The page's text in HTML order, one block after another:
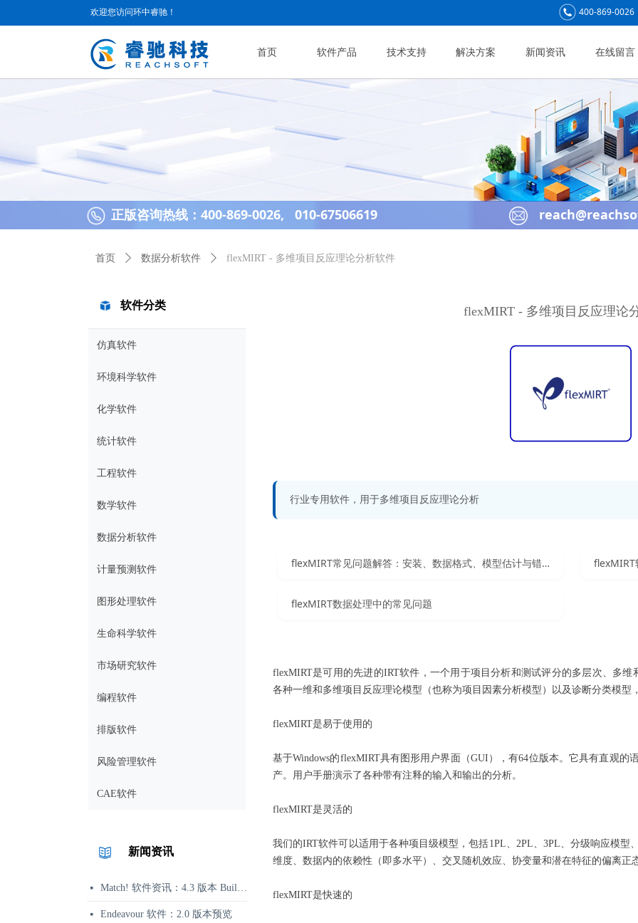
首页 软件产品 技术支持 解决方案 新闻资讯 在线留言
欢迎您访问环中睿驰！ 400-869-0026
flexMIRT - 多维项目反应理论
行业专用软件，用于多维项目反应理论分析
flexMIRT常见问题解答：安装、数据格式、模型估计与错误处理 flexMIRT
flexMIRT数据处理中的常见问题
flexMIRT是可用的先进的IRT软件，一个用于项目分析和测试评分的多层次、多
各种一维和多维项目反应理论模型（也称为项目因素分析模型）以及诊断分类模型
flexMIRT是易于使用的
基于Windows的flexMIRT具有图形用户界面（GUI），有64位版本。它具有直观
产。用户手册演示了各种带有注释的输入和输出的分析。
flexMIRT是灵活的
我们的IRT软件可以适用于各种项目级模型，包括1PL、2PL、3PL、分级响应模
维度、数据内的依赖性（即多水平）、交叉随机效应、协变量和潜在特征的偏离正
flexMIRT是快速的
软件分类
仿真软件
环境科学软件
化学软件
统计软件
工程软件
数学软件
数据分析软件
计量预测软件
图形处理软件
生命科学软件
市场研究软件
编程软件
排版软件
风险管理软件
CAE软件
新闻资讯
넷 Match! 软件资讯：4.3 版本 Build 360 发布说明
넷 Endeavour 软件：2.0 版本预览
首页 ꄲ 数据分析软件 ꄲ flexMIRT - 多维项目反应理论分析软件
正版咨询热线：400-869-0026, 010-67506619